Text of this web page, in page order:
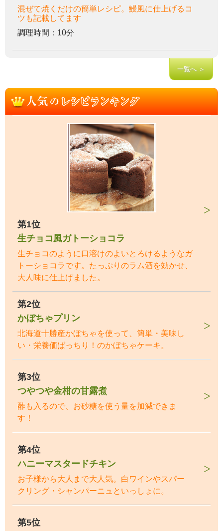
混ぜて焼くだけの簡単レシピ。鰻風に仕上げるコ
ツも記載してます
調理時間：10分
一覧へ ＞
第1位
生チョコ風ガトーショコラ
生チョコのように口溶けのよいとろけるようなガ
トーショコラです。たっぷりのラム酒を効かせ、
大人味に仕上げました。
第2位
かぼちゃプリン
北海道十勝産かぼちゃを使って、簡単・美味し
い・栄養価ばっちり！のかぼちゃケーキ。
第3位
つやつや金柑の甘露煮
酢も入るので、お砂糖を使う量を加減できま
す！
第4位
ハニーマスタードチキン
お子様から大人まで大人気。白ワインやスパー
クリング・シャンパーニュといっしょに。
第5位